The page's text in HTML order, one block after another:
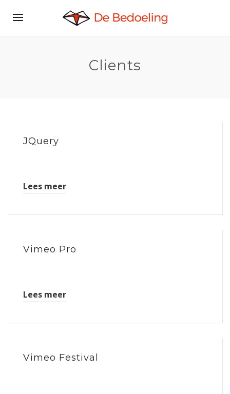
Clients
JQuery
Lees meer
Vimeo Pro
Lees meer
Vimeo Festival